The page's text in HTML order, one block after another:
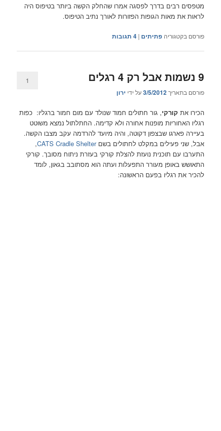
מטפסים רבים בדרך לפסגה אמרו שהחלק הקשה ביותר בטיפוס היה
לראות את מאות הגופות הפזורות לאורך נתיב הטיפוס.
פורסם בקטגוריה פתיתים |
4 תגובות
9 נשמות אבל רק 4 רגלים
פורסם בתאריך3/5/2012על ידי ירון
1
הכירו את קורקי, גור חתולים חמוד שנולד עם מום חמור ברגליו: כפות
רגליו האחוריות מופנות אחורה ולא קדימה. החתלתול נמצא משוטט
בעיירה פארגו שבצפון דקוטה, והיה מיועד להרדמה עקב מצבו הקשה.
אבל, שני פעילים במקלט לחתולים בשםCATS Cradle Shelter
,
התערבו עם תוכנית נועזת להצלת קורקי בעזרת ניתוח מסובך. קורקי
התאושש באופן מעורר התפעלות ועתה הוא מסתובב בגאון, לומד
להכיר את רגליו בפעם הראשונה: